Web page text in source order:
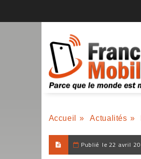
Accueil » Actualités »
Publié le 22 avril